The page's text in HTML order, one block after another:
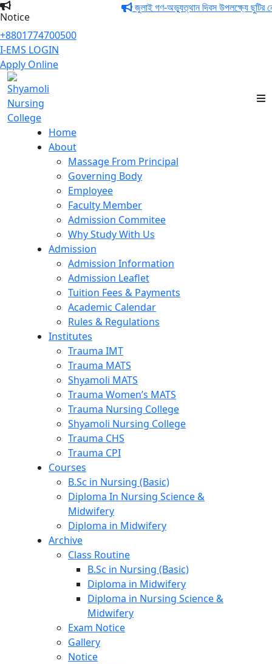
Notice
জুলাই গণ-অভ্যুত্থান দিবস উপলক্ষ্যে ছুটির
+8801774700500
I-EMS LOGIN
Apply Online
Home
About
Massage From Principal
Governing Body
Employee
Faculty Member
Admission Commitee
Why Study With Us
Admission
Admission Information
Admission Leaflet
Tuition Fees & Payments
Academic Calendar
Rules & Regulations
Institutes
Trauma IMT
Trauma MATS
Shyamoli MATS
Trauma Women’s MATS
Trauma Nursing College
Shyamoli Nursing College
Trauma CHS
Trauma CPI
Courses
B.Sc in Nursing (Basic)
Diploma In Nursing Science &
Midwifery
Diploma in Midwifery
Archive
Class Routine
B.Sc in Nursing (Basic)
Diploma in Midwifery
Diploma in Nursing Science &
Midwifery
Exam Notice
Gallery
Notice